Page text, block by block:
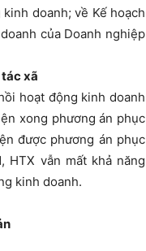
doanh; về Kế hoạch
của Doanh nghiệp
xã
hoạt động kinh doanh
xong phương án phục
được phương án phục
HTX vẫn mất khả năng
kinh doanh.